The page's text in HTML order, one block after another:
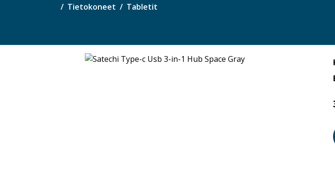
Tietokoneet Tabletit